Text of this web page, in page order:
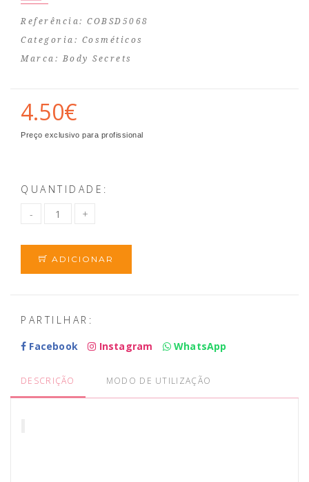
Referência: COBSD5068
Categoria: Cosméticos
Marca: Body Secrets
4.50€
Preço exclusivo para profissional
QUANTIDADE:
ADICIONAR
PARTILHAR:
Facebook
Instagram WhatsApp
DESCRIÇÃO MODO DE UTILIZAÇÃO